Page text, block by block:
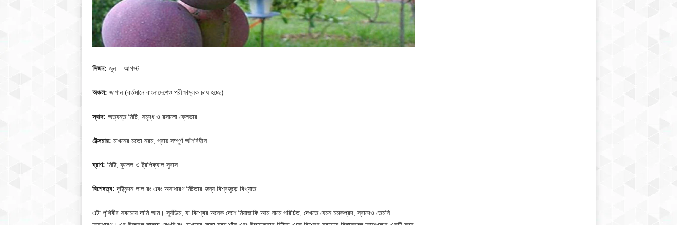
সিজন: জুন – আগস্ট
অঞ্চল: জাপান (বর্তমানে বাংলাদেশেও পরীক্ষামূলক চাষ হচ্ছে)
স্বাদ: অত্যন্ত মিষ্টি, সমৃদ্ধ ও রসালো ফ্লেভার
টেক্সচার: মাখনের মতো নরম, প্রায় সম্পূর্ণ আঁশবিহীন
ঘ্রাণ: মিষ্টি, ফুলেল ও ট্রপিক্যাল সুবাস
বিশেষত্ব: দৃষ্টিনন্দন লাল রং এবং অসাধারণ মিষ্টতার জন্য বিশ্বজুড়ে বিখ্যাত
এটা পৃথিবীর সবচেয়ে দামি আম। সূর্যডিম, যা বিশ্বের অনেক দেশে মিয়াজাকি আম নামে পরিচিত, দেখতে যেমন চমকপ্রদ, স্বাদেও তেমনি